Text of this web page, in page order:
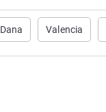
Dana Valencia